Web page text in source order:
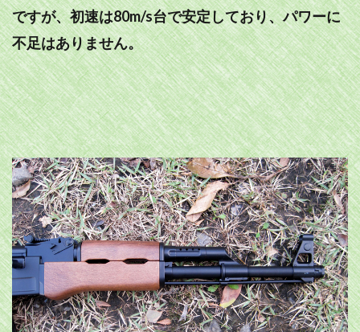
ですが、初速は80m/s台で安定しており、パワーに
不足はありません。